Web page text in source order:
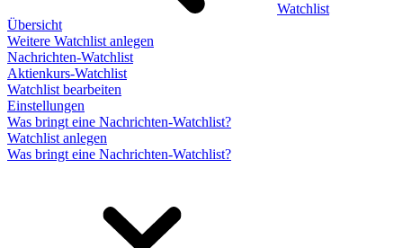
Watchlist
Übersicht
Weitere Watchlist anlegen
Nachrichten-Watchlist
Aktienkurs-Watchlist
Watchlist bearbeiten
Einstellungen
Was bringt eine Nachrichten-Watchlist?
Watchlist anlegen
Was bringt eine Nachrichten-Watchlist?